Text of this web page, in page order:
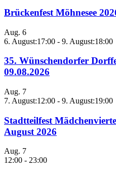
Brückenfest Möhnesee
Aug. 6
6. August:17:00 - 9. August:18:00
35. Wünschendorfer
09.08.2026
Aug. 7
7. August:12:00 - 9. August:19:00
Stadtteilfest
August 2026
Aug. 7
12:00 - 23:00